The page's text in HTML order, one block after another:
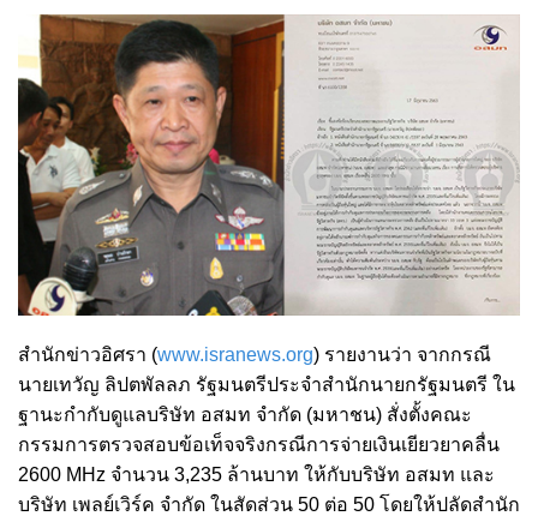
สำนักข่าวอิศรา (www.isranews.org) รายงานว่า จากกรณี
นายเทวัญ ลิปตพัลลภ รัฐมนตรีประจำสำนักนายกรัฐมนตรี ใน
ฐานะกำกับดูแลบริษัท อสมท จำกัด (มหาชน) สั่งตั้งคณะ
กรรมการตรวจสอบข้อเท็จจริงกรณีการจ่ายเงินเยียวยาคลื่น
2600 MHz จำนวน 3,235 ล้านบาท ให้กับบริษัท อสมท และ
บริษัท เพลย์เวิร์ค จํากัด ในสัดส่วน 50 ต่อ 50 โดยให้ปลัดสำนัก